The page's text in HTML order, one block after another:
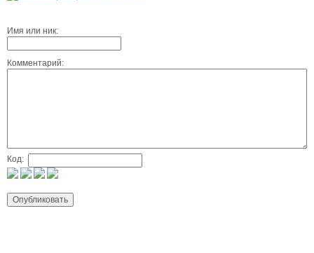
Имя или ник:
Комментарий:
Код: